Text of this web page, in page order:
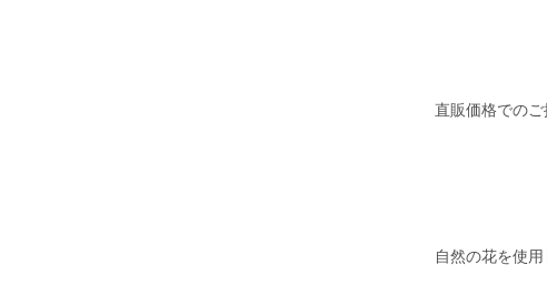
直販価格でのご
自然の花を使